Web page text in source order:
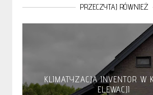
PRZECZYTAJ RÓWNIEŻ
KLIMATYZACJA INVENTOR W
ELEWACJI